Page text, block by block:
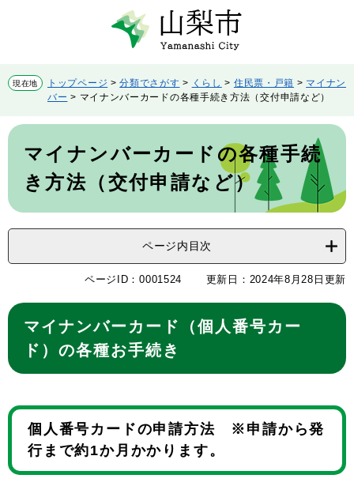
先
頭
す。
を
飛
て
現在地 トップページ >分類でさがす > くらし > 住民票・戸籍 > マイナン
バー > マイナンバーカードの各種手続き方法（交付申請など）
本
マイナンバーカードの各種手続
き方法（交付申請など）
ページ内目次
ページID：0001524 更新日：2024年8月28日更新
マイナンバーカード（個人番号カー
ド）の各種お手続き
個人番号カードの申請方法 ※申請から発
行まで約1か月かかります。